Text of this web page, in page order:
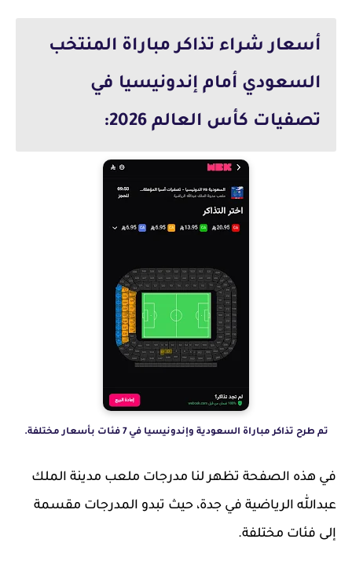
أسعار شراء تذاكر مباراة المنتخب
السعودي أمام إندونيسيا في
تصفيات كأس العالم 2026:
تم طرح تذاكر مباراة السعودية وإندونيسيا في 7 فئات بأسعار مختلفة.
في هذه الصفحة تظهر لنا مدرجات ملعب مدينة الملك
عبدالله الرياضية في جدة، حيث تبدو المدرجات مقسمة
إلى فئات مختلفة.